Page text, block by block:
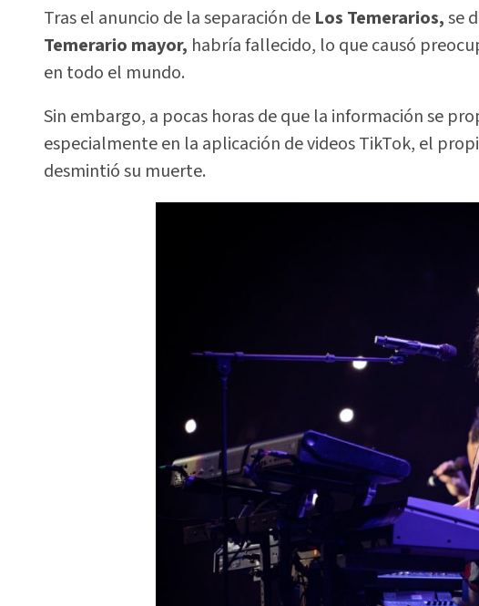
Tras el anuncio de la separación de Los Temerarios,se
Temerario mayor, habría fallecido, lo que causó
en todo el mundo.
Sin embargo, a pocas horas de que la información se
especialmente en la aplicación de videos TikTok, el
desmintió su muerte.